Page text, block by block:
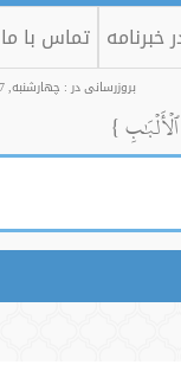
خبرنامه تماس با ما
بروزرسانی در : چهارشنبه, 07 آبان 1399
ٱلۡأَلۡبَٰبِ }